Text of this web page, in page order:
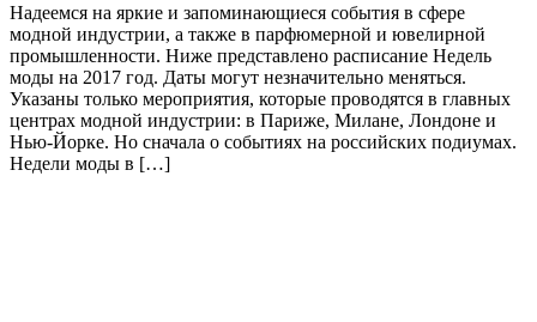
Надеемся на яркие и запоминающиеся события в сфере
модной индустрии, а также в парфюмерной и ювелирной
промышленности. Ниже представлено расписание Недель
моды на 2017 год. Даты могут незначительно меняться.
Указаны только мероприятия, которые проводятся в главных
центрах модной индустрии: в Париже, Милане, Лондоне и
Нью-Йорке. Но сначала о событиях на российских подиумах.
Недели моды в […]